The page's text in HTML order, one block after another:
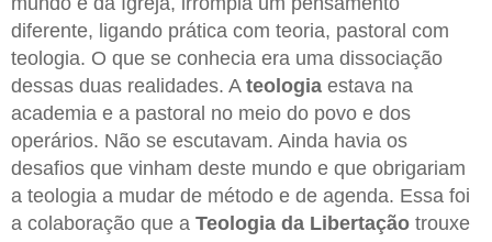
diferente, ligando prática com teoria, pastoral com
teologia. O que se conhecia era uma dissociação
dessas duas realidades. A teologia estava na
academia e a pastoral no meio do povo e dos
operários. Não se escutavam. Ainda havia os
desafios que vinham deste mundo e que obrigariam
a teologia a mudar de método e de agenda. Essa foi
a colaboração que a Teologia da Libertação trouxe